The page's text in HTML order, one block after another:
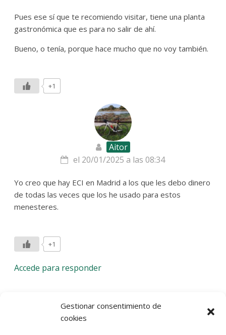
Gestionar consentimiento de
cookies
Pues ese sí que te recomiendo visitar, tiene una planta
gastronómica que es para no salir de ahí.
Bueno, o tenía, porque hace mucho que no voy también.
+1
Aitor
el 20/01/2025 a las 08:34
Yo creo que hay ECI en Madrid a los que les debo dinero
de todas las veces que los he usado para estos
menesteres.
+1
Accede para responder
Deja una respuesta